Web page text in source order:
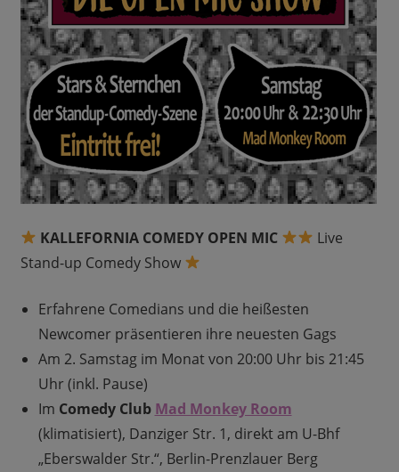
KALLEFORNIA COMEDY OPEN MIC
Live
Stand-up Comedy Show
Erfahrene Comedians und die heißesten
Newcomer präsentieren ihre neuesten Gags
Am 2. Samstag im Monat von 20:00 Uhr bis 21:45
Uhr (inkl. Pause)
Im Comedy Club Mad Monkey Room
(klimatisiert), Danziger Str. 1, direkt am U-Bhf
„Eberswalder Str.“, Berlin-Prenzlauer Berg